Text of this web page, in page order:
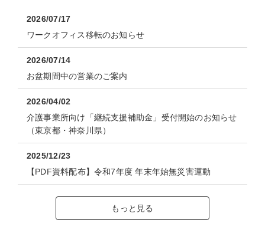
2026/07/17
ワークオフィス移転のお知らせ
2026/07/14
お盆期間中の営業のご案内
2026/04/02
介護事業所向け「継続支援補助金」受付開始のお知らせ
（東京都・神奈川県）
2025/12/23
【PDF資料配布】令和7年度 年末年始無災害運動
もっと見る